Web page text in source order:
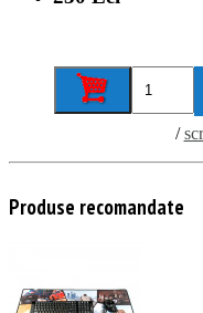
/
Produse recomandate